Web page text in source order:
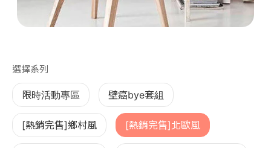
選擇系列
限時活動專區 壁癌bye套組
[熱銷完售]鄉村風 [熱銷完售]北歐風